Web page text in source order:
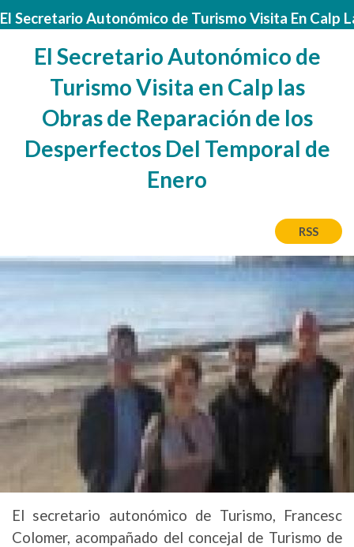
El Secretario Autonómico de Turismo Visita En Calp
El Secretario Autonómico de
Turismo Visita en Calp las
Obras de Reparación de los
Desperfectos Del Temporal de
Enero
RSS
Image
El secretario autonómico de Turismo, Francesc
Colomer, acompañado del concejal de Turismo de